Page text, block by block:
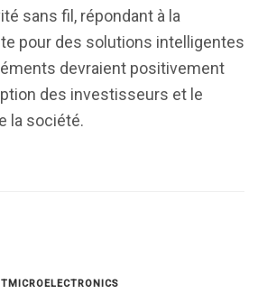
sans fil, répondant à la
pour des solutions intelligentes
devraient positivement
des investisseurs et le
la société.